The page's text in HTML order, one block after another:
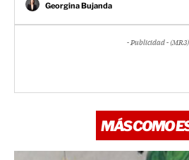
Georgina Bujanda
- Publicidad - (MR3)
MÁS COMO